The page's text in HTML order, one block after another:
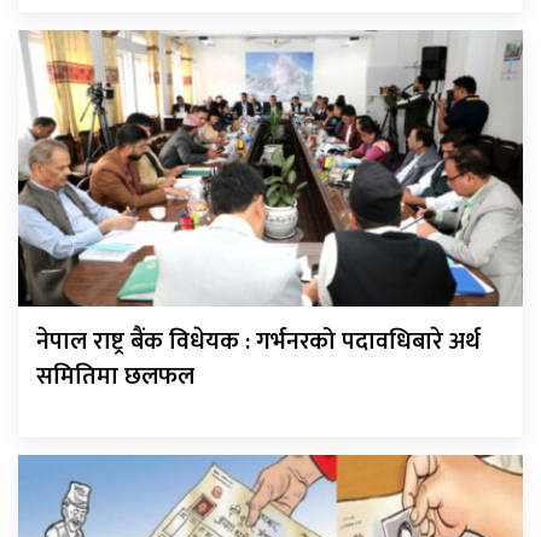
नेपाल राष्ट्र बैंक विधेयक : गर्भनरको पदावधिबारे अर्थ
समितिमा छलफल